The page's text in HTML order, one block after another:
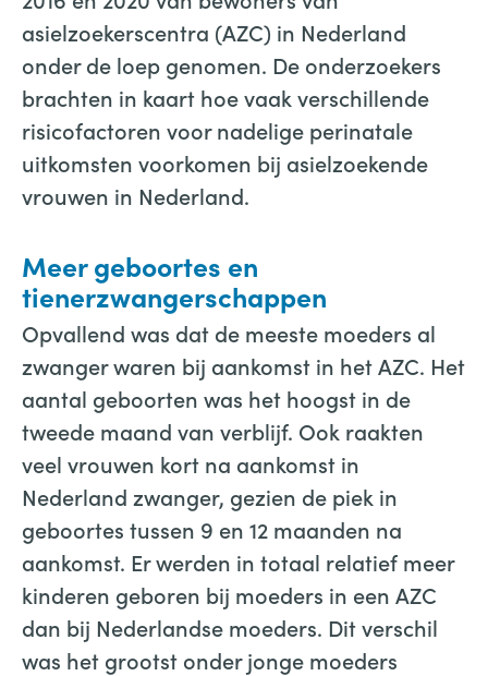
asielzoekerscentra (AZC) in Nederland
onder de loep genomen. De onderzoekers
brachten in kaart hoe vaak verschillende
risicofactoren voor nadelige perinatale
uitkomsten voorkomen bij asielzoekende
vrouwen in Nederland.
Meer geboortes en
tienerzwangerschappen
Opvallend was dat de meeste moeders al
zwanger waren bij aankomst in het AZC. Het
aantal geboorten was het hoogst in de
tweede maand van verblijf. Ook raakten
veel vrouwen kort na aankomst in
Nederland zwanger, gezien de piek in
geboortes tussen 9 en 12 maanden na
aankomst. Er werden in totaal relatief meer
kinderen geboren bij moeders in een AZC
dan bij Nederlandse moeders. Dit verschil
was het grootst onder jonge moeders